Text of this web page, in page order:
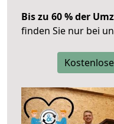
Bis zu 60 % der
finden Sie nur bei